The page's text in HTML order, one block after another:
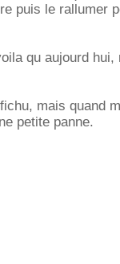
puis le rallumer
qu aujourd hui,
mais quand
petite panne.